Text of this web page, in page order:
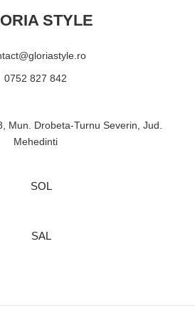
STYLE
0752 827 842
Mun. Drobeta-Turnu Severin, Jud.
Mehedinti